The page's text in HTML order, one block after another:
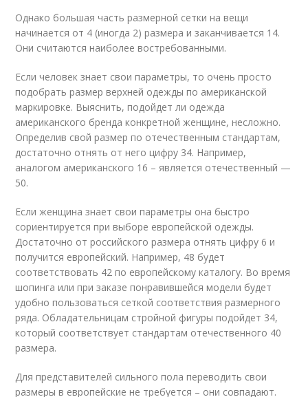
Однако большая часть размерной сетки на вещи
начинается от 4 (иногда 2) размера и заканчивается 14.
Они считаются наиболее востребованными.
Если человек знает свои параметры, то очень просто
подобрать размер верхней одежды по американской
маркировке. Выяснить, подойдет ли одежда
американского бренда конкретной женщине, несложно.
Определив свой размер по отечественным стандартам,
достаточно отнять от него цифру 34. Например,
аналогом американского 16 – является отечественный —
50.
Если женщина знает свои параметры она быстро
сориентируется при выборе европейской одежды.
Достаточно от российского размера отнять цифру 6 и
получится европейский. Например, 48 будет
соответствовать 42 по европейскому каталогу. Во время
шопинга или при заказе понравившейся модели будет
удобно пользоваться сеткой соответствия размерного
ряда. Обладательницам стройной фигуры подойдет 34,
который соответствует стандартам отечественного 40
размера.
Для представителей сильного пола переводить свои
размеры в европейские не требуется – они совпадают.